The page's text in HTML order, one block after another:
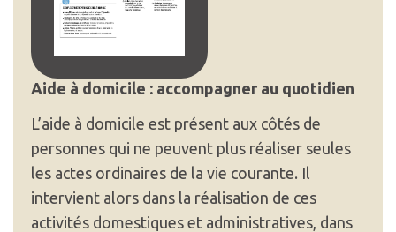
Aide à domicile : accompagner au quotidien
L’aide à domicile est présent aux côtés de
personnes qui ne peuvent plus réaliser seules
les actes ordinaires de la vie courante. Il
intervient alors dans la réalisation de ces
activités domestiques et administratives, dans